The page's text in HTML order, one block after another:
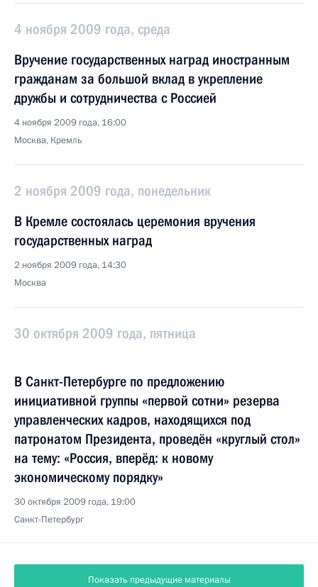
4 ноября 2009 года, среда
Вручение государственных наград иностранным
гражданам за большой вклад в укрепление
дружбы и сотрудничества с Россией
4 ноября 2009 года, 16:00
Москва, Кремль
2 ноября 2009 года, понедельник
В Кремле состоялась церемония вручения
государственных наград
2 ноября 2009 года, 14:30
Москва
30 октября 2009 года, пятница
В Санкт-Петербурге по предложению
инициативной группы «первой сотни» резерва
управленческих кадров, находящихся под
патронатом Президента, проведён «круглый стол»
на тему: «Россия, вперёд: к новому
экономическому порядку»
30 октября 2009 года, 19:00
Санкт-Петербург
Показать предыдущие материалы